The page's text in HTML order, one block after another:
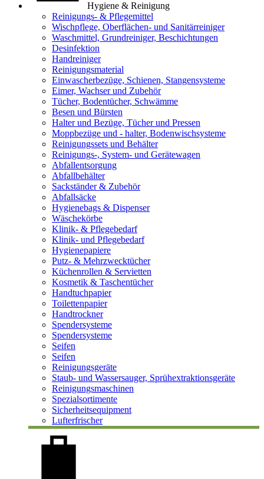
Hygiene & Reinigung
Reinigungs- & Pflegemittel
Wischpflege, Oberflächen- und Sanitärreiniger
Waschmittel, Grundreiniger, Beschichtungen
Desinfektion
Handreiniger
Reinigungsmaterial
Einwascherbezüge, Schienen, Stangensysteme
Eimer, Wachser und Zubehör
Tücher, Bodentücher, Schwämme
Besen und Bürsten
Halter und Bezüge, Tücher und Pressen
Moppbezüge und - halter, Bodenwischsysteme
Reinigungssets und Behälter
Reinigungs-, System- und Gerätewagen
Abfallentsorgung
Abfallbehälter
Sackständer & Zubehör
Abfallsäcke
Hygienebags & Dispenser
Wäschekörbe
Klinik- & Pflegebedarf
Klinik- und Pflegebedarf
Hygienepapiere
Putz- & Mehrzwecktücher
Küchenrollen & Servietten
Kosmetik & Taschentücher
Handtuchpapier
Toilettenpapier
Handtrockner
Spendersysteme
Spendersysteme
Seifen
Seifen
Reinigungsgeräte
Staub- und Wassersauger, Sprühextraktionsgeräte
Reinigungsmaschinen
Spezialsortimente
Sicherheitsequipment
Lufterfrischer